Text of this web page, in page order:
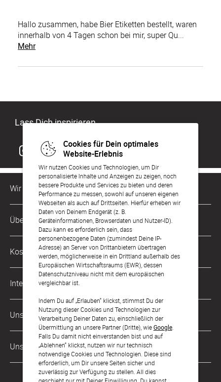
Cookies für Dein optimales
Website-Erlebnis
Wir nutzen Cookies und Technologien, um Dir
personalisierte Inhalte und Anzeigen zu zeigen, noch
bessere Produkte und Services zu bieten und deren
Performance zu messen, sowohl auf unseren eigenen
Webseiten als auch auf Drittseiten. Hierfür erheben wir
Daten von Deinem Endgerät (z. B.
Geräteinformationen, Browserdaten und Nutzer-ID).
Dazu kann es erforderlich sein, dass
personenbezogene Daten (zumindest Deine IP-
Adresse) an Server von Drittanbietern übertragen
werden, möglicherweise in ein Drittland außerhalb des
Europäischen Wirtschaftsraums (EWR), dessen
Datenschutzniveau nicht mit dem europäischen
vergleichbar ist.
Indem Du auf „Erlauben“ klickst, stimmst Du der
Nutzung dieser Cookies und Technologien zur
Verarbeitung Deiner Daten zu, einschließlich der
Übermittlung an unsere Partner (Dritte), wieGoogle
Falls Du damit nicht einverstanden bist und auf
„Ablehnen“ klickst, nutzen wir nur technisch
notwendige Cookies und Technologien. Diese sind
erforderlich, um Dir unsere Seiten sicher und
zuverlässig zur Verfügung zu stellen. All dies
Hallo zusammen, habe Bier Etiketten bestellt, waren
innerhalb von 4 Tagen schon bei mir, super Qu...
Mehr
Lass Dich inspirieren
Wir sind für Dich da
Kundenservice-Hotline
0221 956 725 10
Mo. - Fr. von 9 bis 17 Uhr
kontakt@sendmoments.de
Über Uns
Philosophie
Karriere
Impressum
AGB & Widerrufsrecht
Zahlung & Versand
Datenschutz
Barrierefreiheitserklärung
LLM's
Kostenlose Services
Musterkarten
Digitale Gästelisten
FAQ & Hilfe
International
Österreich
Schweiz
Frankreich
Unsere Zahlungsarten
Unsere Partner